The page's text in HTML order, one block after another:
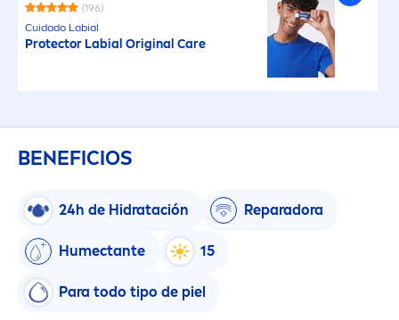
(196)
Cuidado Labial
Protector Labial Original Care
BENEFICIOS
24h de Hidratación Reparadora
Humectante 15
Para todo tipo de piel